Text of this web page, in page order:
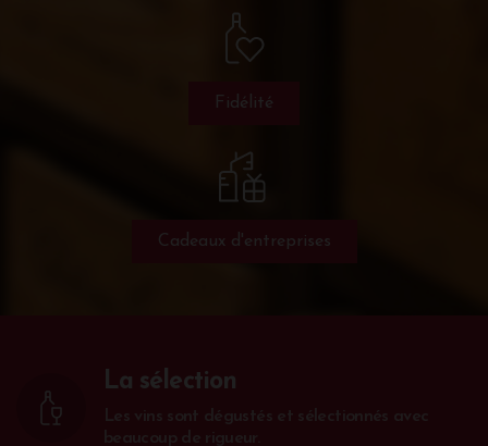
Fidélité
Cadeaux d'entreprises
La sélection